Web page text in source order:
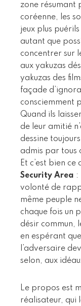
zone résumant
coréenne, les
jeux plus
autant que
concentrer sur
aux yakuzas
yakuzas des
façade
consciemment
Quand ils
de leur amitié
dessine
admis par tous
Et c’est bien
Security Area :
volonté de
même peuple
chaque fois un
désir commun,
en espérant
l’adversaire
selon, aux
Le propos est
réalisateur, qui